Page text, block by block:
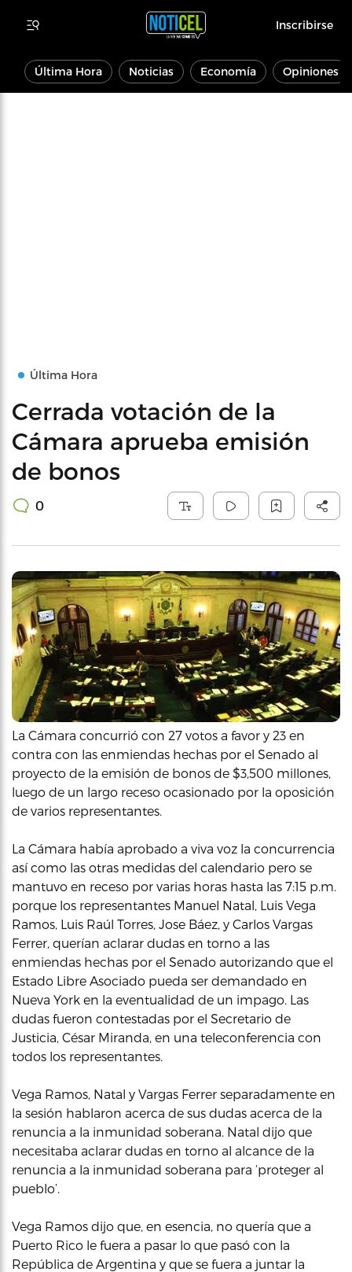
Inscribirse
Última Hora Noticias Economía Opiniones
Última Hora
Cerrada votación de la
Cámara aprueba emisión
de bonos
0
La Cámara concurrió con 27 votos a favor y 23 en
contra con las enmiendas hechas por el Senado al
proyecto de la emisión de bonos de $3,500 millones,
luego de un largo receso ocasionado por la oposición
de varios representantes.
La Cámara había aprobado a viva voz la concurrencia
así como las otras medidas del calendario pero se
mantuvo en receso por varias horas hasta las 7:15 p.m.
porque los representantes Manuel Natal, Luis Vega
Ramos, Luis Raúl Torres, Jose Báez, y Carlos Vargas
Ferrer, querían aclarar dudas en torno a las
enmiendas hechas por el Senado autorizando que el
Estado Libre Asociado pueda ser demandado en
Nueva York en la eventualidad de un impago. Las
dudas fueron contestadas por el Secretario de
Justicia, César Miranda, en una teleconferencia con
todos los representantes.
Vega Ramos, Natal y Vargas Ferrer separadamente en
la sesión hablaron acerca de sus dudas acerca de la
renuncia a la inmunidad soberana. Natal dijo que
necesitaba aclarar dudas en torno al alcance de la
renuncia a la inmunidad soberana para ‘proteger al
pueblo’.
Vega Ramos dijo que, en esencia, no quería que a
Puerto Rico le fuera a pasar lo que pasó con la
República de Argentina y que se fuera a juntar la